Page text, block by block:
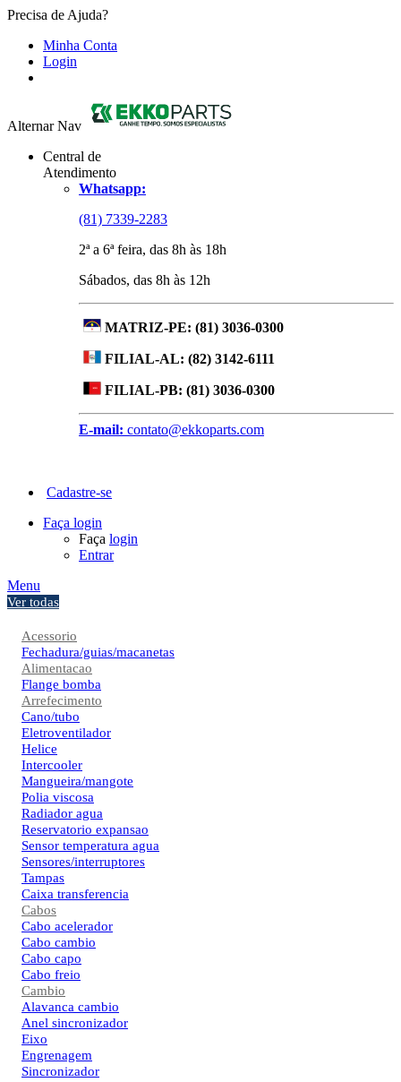
Precisa de Ajuda?
Minha Conta
Login
Alternar Nav
Central de
Atendimento
Whatsapp:
(81) 7339-2283
2ª a 6ª feira, das 8h às 18h
Sábados, das 8h às 12h
MATRIZ-PE: (81) 3036-0300
FILIAL-AL: (82) 3142-6111
FILIAL-PB: (81) 3036-0300
E-mail: contato@ekkoparts.com
Cadastre-se
Faça login
Faça login
Entrar
Menu
Ver todas
Acessorio
Fechadura/guias/macanetas
Alimentacao
Flange bomba
Arrefecimento
Cano/tubo
Eletroventilador
Helice
Intercooler
Mangueira/mangote
Polia viscosa
Radiador agua
Reservatorio expansao
Sensor temperatura agua
Sensores/interruptores
Tampas
Caixa transferencia
Cabos
Cabo acelerador
Cabo cambio
Cabo capo
Cabo freio
Cambio
Alavanca cambio
Anel sincronizador
Eixo
Engrenagem
Sincronizador